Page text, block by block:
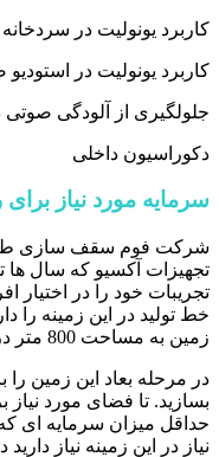
کاربرد یونولیت در
کاربرد یونولیت در
جلولگیری از آلودگی
دکوراسیون‌ داخلی
سرمایه مورد نیاز
شرکت فوم سقف سازی طیبی
تجهیزات آکسیو که سال ها
تجریبات خود را در اختیار
خط تولید در این زمینه را
زمین به مساحت 800 متر در یکی از شهرک های صنعتی تهیه کنید.
در مرحله بعاد این زمین را
بسازید. تا فضای مورد نیاز
حداقل میزان سرمایه ای
نیاز در این زمینه نیاز